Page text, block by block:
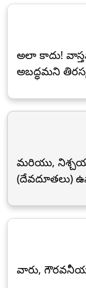
అలా కాదు!
అబద్ధమని
మరియు,
(దేవదూతలు)
వారు,